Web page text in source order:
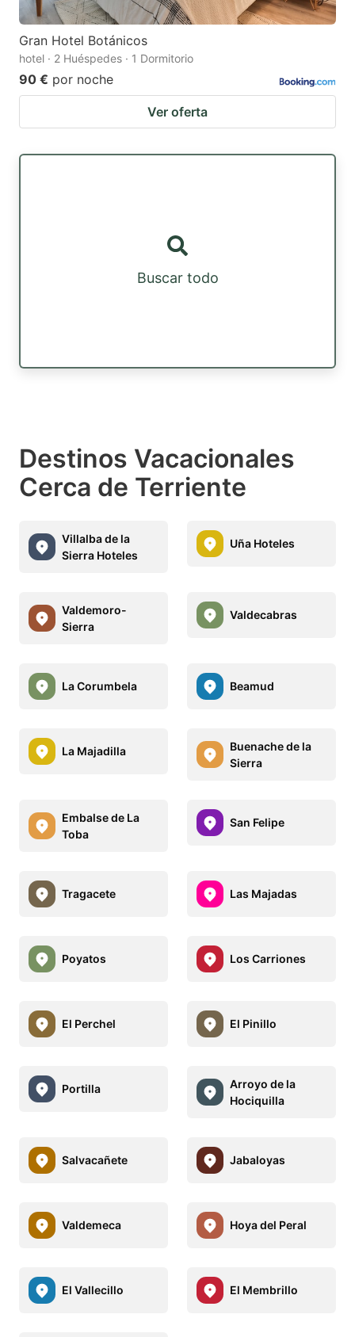
Gran Hotel Botánicos
hotel · 2 Huéspedes · 1 Dormitorio
90 € por noche
Ver oferta
Buscar todo
Destinos Vacacionales
Cerca de Terriente
Villalba de la
Sierra Hoteles
Uña Hoteles
Valdemoro-
Sierra
Valdecabras
La Corumbela Beamud
La Majadilla
Buenache de la
Sierra
Embalse de La
Toba
San Felipe
Tragacete Las Majadas
Poyatos Los Carriones
El Perchel El Pinillo
Portilla
Arroyo de la
Hociquilla
Salvacañete Jabaloyas
Valdemeca Hoya del Peral
El Vallecillo El Membrillo